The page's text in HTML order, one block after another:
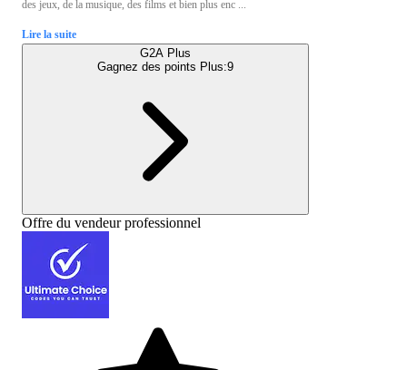
des jeux, de la musique, des films et bien plus enc ...
Lire la suite
G2A Plus
Gagnez des points Plus:9
Offre du vendeur professionnel